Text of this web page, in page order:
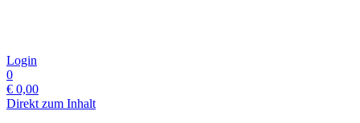
Login
0
€ 0,00
Direkt zum Inhalt